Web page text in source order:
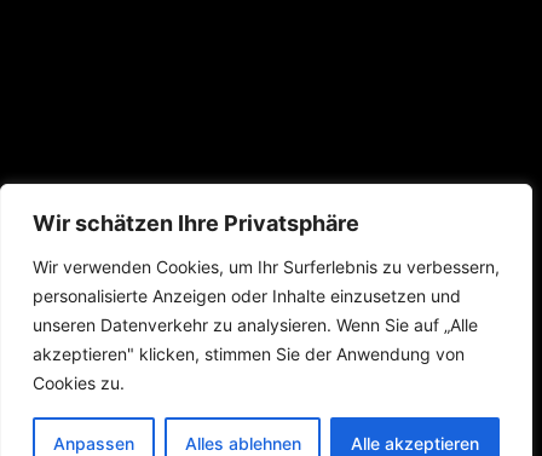
Wir schätzen Ihre Privatsphäre
Wir verwenden Cookies, um Ihr Surferlebnis zu verbessern,
personalisierte Anzeigen oder Inhalte einzusetzen und
unseren Datenverkehr zu analysieren. Wenn Sie auf „Alle
akzeptieren" klicken, stimmen Sie der Anwendung von
Cookies zu.
Anpassen Alles ablehnen Alle akzeptieren